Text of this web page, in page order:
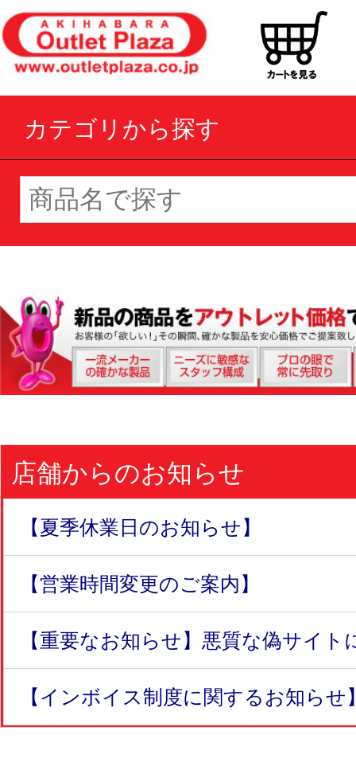
カテゴリから探す
店舗からのお知らせ
【夏季休業日のお知らせ】
【営業時間変更のご案内】
【重要なお知らせ】悪質な偽サイト
【インボイス制度に関するお知らせ